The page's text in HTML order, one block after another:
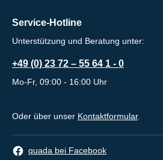
Service-Hotline
Unterstützung und Beratung unter:
+49 (0) 23 72 – 55 64 1 - 0
Mo-Fr, 09:00 - 16:00 Uhr
Oder über unser Kontaktformular.
quada bei Facebook